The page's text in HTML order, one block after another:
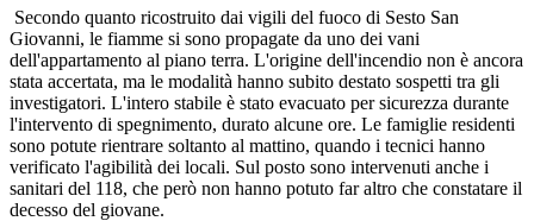
Secondo quanto ricostruito dai vigili del fuoco di Sesto San
Giovanni, le fiamme si sono propagate da uno dei vani
dell'appartamento al piano terra. L'origine dell'incendio non è ancora
stata accertata, ma le modalità hanno subito destato sospetti tra gli
investigatori. L'intero stabile è stato evacuato per sicurezza durante
l'intervento di spegnimento, durato alcune ore. Le famiglie residenti
sono potute rientrare soltanto al mattino, quando i tecnici hanno
verificato l'agibilità dei locali. Sul posto sono intervenuti anche i
sanitari del 118, che però non hanno potuto far altro che constatare il
decesso del giovane.